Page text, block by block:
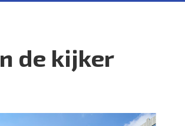
de kijker